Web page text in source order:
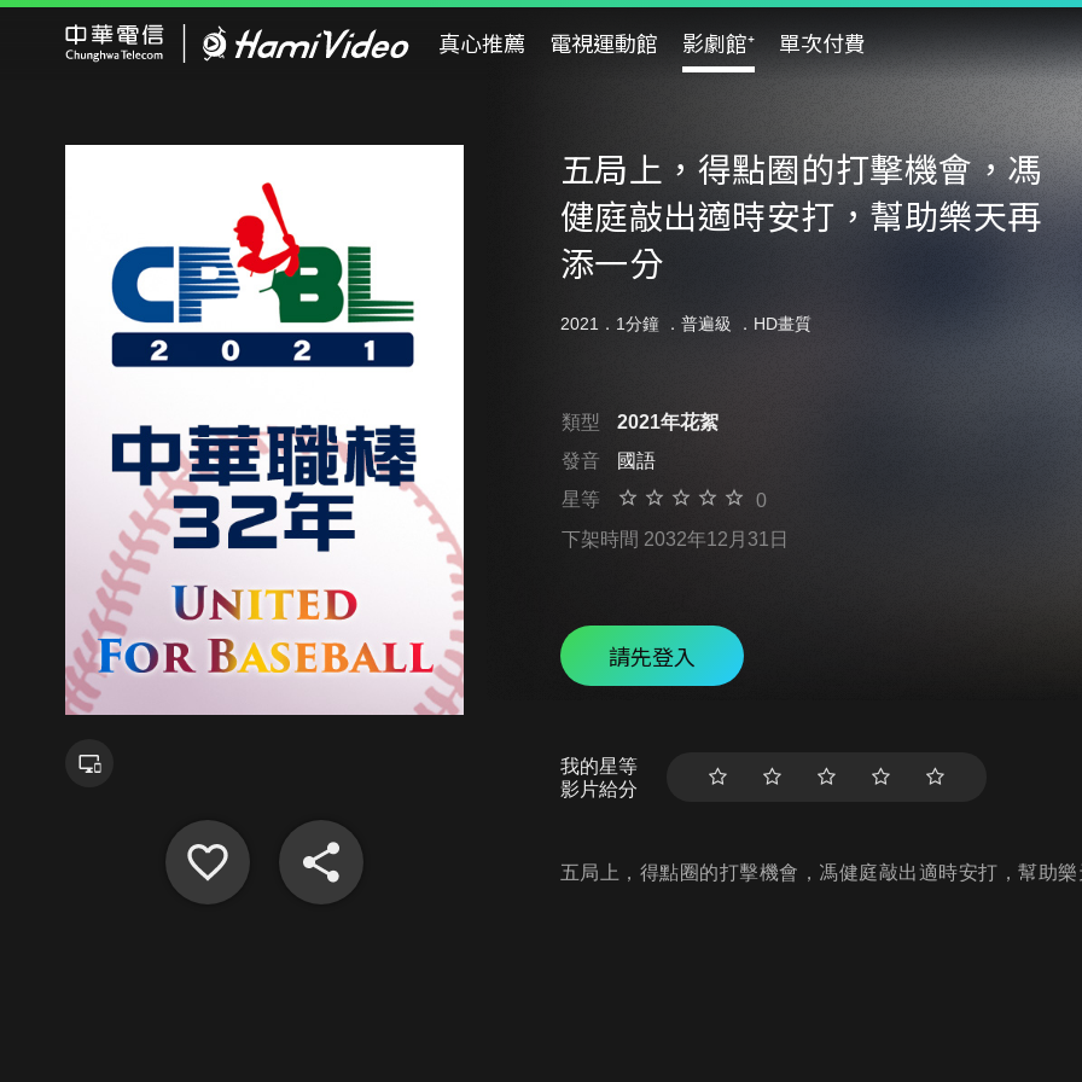
真心推薦 電視運動館 影劇館⁺ 單次付費
五局上，得點圈的打擊機會，馮
健庭敲出適時安打，幫助樂天再
添一分
2021．1分鐘 ． 普遍級 ．HD畫質
類型
2021年花絮
發音
國語
星等
0
下架時間 2032年12月31日
請先登入
我的星等
影片給分
五局上，得點圈的打擊機會，馮健庭敲出適時安打，幫助